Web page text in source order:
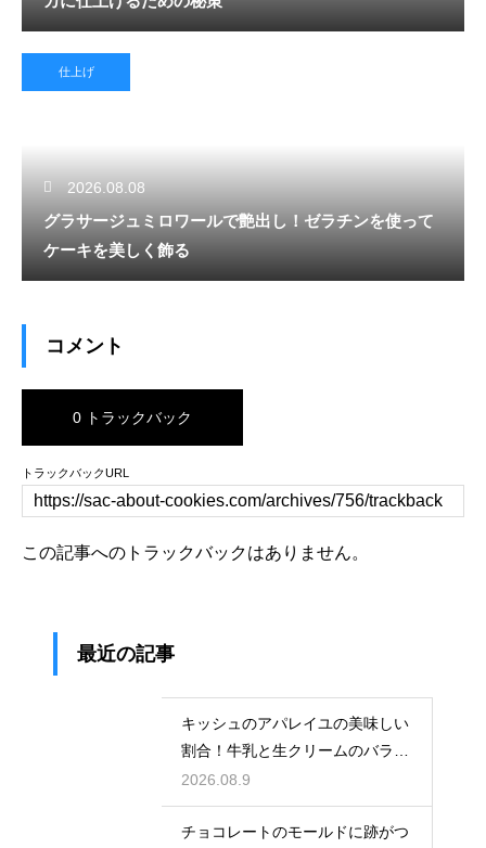
仕上げ
2026.08.08
グラサージュミロワールで艶出し！ゼラチンを使って
ケーキを美しく飾る
コメント
0 トラックバック
トラックバックURL
この記事へのトラックバックはありません。
最近の記事
キッシュのアパレイユの美味しい
割合！牛乳と生クリームのバラン
スで味が決まる
2026.08.9
チョコレートのモールドに跡がつ